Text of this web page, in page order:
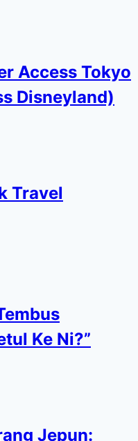
Access Tokyo
Disneyland)
Travel
Ke Ni?”
Jepun: